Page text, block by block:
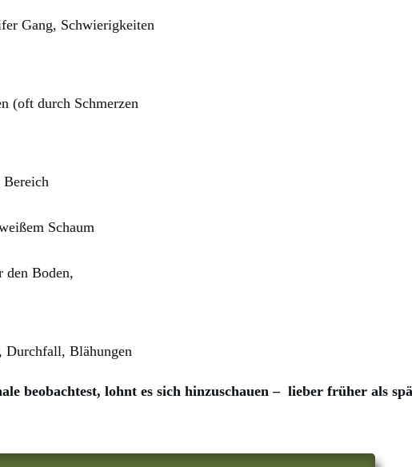
Gang, Schwierigkeiten
(oft durch Schmerzen
Schaum
den Boden,
Durchfall, Blähungen
beobachtest, lohnt es sich hinzuschauen – lieber früher als